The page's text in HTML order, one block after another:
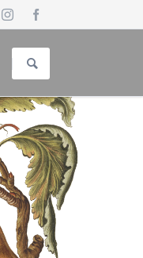
überspringen